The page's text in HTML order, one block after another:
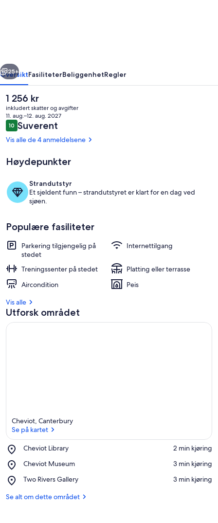
&
Breakfast
Neste
25+
OversiktFasiliteterBeliggenhetRegler
Den
nåværende
prisen
er
1 256 kr
1 256 kr
inkludert skatter og avgifter
11. aug.–12. aug. 2027
Anmeldelser
1010 av 10 –
Suverent
Vis alle de 4 anmeldelsene
Høydepunkter
Strandutstyr
Et sjeldent funn – strandutstyret er klart for en dag ved
sjøen.
Populære fasiliteter
Parkering tilgjengelig på
stedet
Internettilgang
Treningssenter på stedet
Platting eller terrasse
Aircondition
Peis
Vis alle
Utforsk området
Cheviot, Canterbury
Se på kartet
Cheviot Library
Place,
Library
‪2 min kjøring‬
Cheviot Museum
Place,
Museum
‪3 min kjøring‬
Two Rivers Gallery
Place,
Rivers
‪3 min kjøring‬
Se alt om dette området